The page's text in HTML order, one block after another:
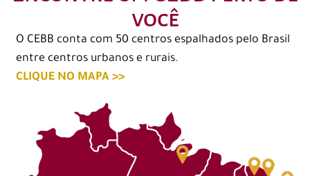
você
O CEBB conta com 50 centros espalhados pelo Brasil
entre centros urbanos e rurais.
CLIQUE NO MAPA >>